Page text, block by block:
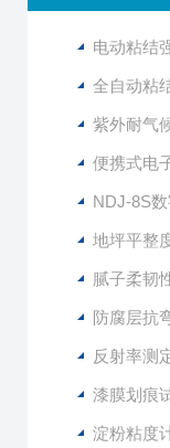
电动粘结
全自动粘
紫外耐气
便携式电
NDJ-8S
地坪平整
腻子柔韧
防腐层抗
反射率测
漆膜划痕
淀粉粘度